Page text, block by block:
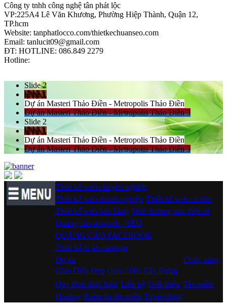
Công ty tnhh công nghệ tân phát lộc
VP:225A4 Lê Văn Khương, Phường Hiệp Thành, Quận 12,
TP.hcm
Website: tanphatlocco.com/thietkechuanseo.com
Email: tanlucit09@gmail.com
ĐT: HOTLINE: 086.849 2279
Hotline:
Slide 2
Slide 1
Dự án Masteri Thảo Điền - Metropolis Thảo Điền
Dự án Masteri Thảo Điền - Metropolis Thảo Điền 3
Slide 2
Slide 1
Dự án Masteri Thảo Điền - Metropolis Thảo Điền
Dự án Masteri Thảo Điền - Metropolis Thảo Điền 3
Thiết kế web chuyên nghiệp
Thiết kế web doanh nghiệp Thiết kế web cơ bản
Thiết kế web bán hàng Web thương mại điện tử
Quảng cáo adwords - SEO
QUẢNG CÁO FACEBOOK
Thiết kế in ấn cataloge
Dự án
Giao Diện Đẹp Giao Diện Xây Dựng
Chức năng
Quy định thực hiện Liên hệ Giới thiệu Tên miền
Hosting Kiểm tra tên miền Tuyển dụng